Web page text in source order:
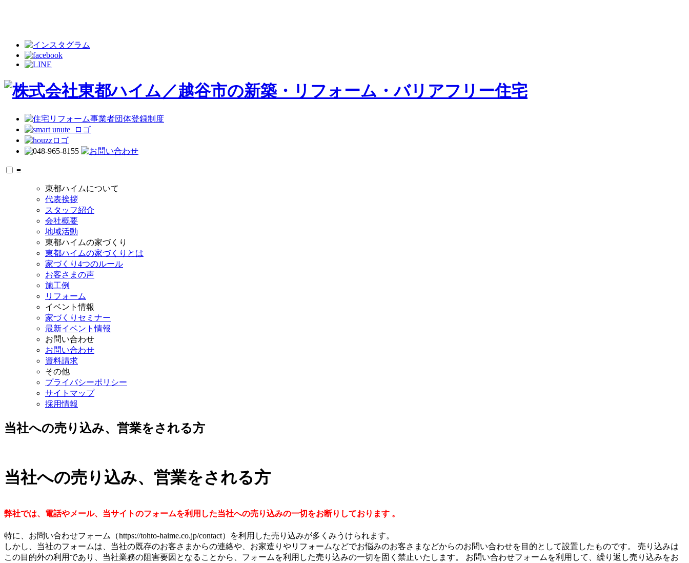
≡
東都ハイムについて
代表挨拶
スタッフ紹介
会社概要
地域活動
東都ハイムの家づくり
東都ハイムの家づくりとは
家づくり4つのルール
お客さまの声
施工例
リフォーム
イベント情報
家づくりセミナー
最新イベント情報
お問い合わせ
お問い合わせ
資料請求
その他
プライバシーポリシー
サイトマップ
採用情報
当社への売り込み、営業をされる方
当社への売り込み、営業をされる方
弊社では、電話やメール、当サイトのフォームを利用した当社への売り込みの一切をお断りしております 。
特に、お問い合わせフォーム（https://tohto-haime.co.jp/contact）を利用した売り込みが多くみうけられます。
しかし、当社のフォームは、当社の既存のお客さまからの連絡や、お家造りやリフォームなどでお悩みのお客さまなどからのお問い合わせを目的として設置したものです。 売り込みは
この目的外の利用であり、当社業務の阻害要因となることから、フォームを利用した売り込みの一切を固く禁止いたします。 お問い合わせフォームを利用して、繰り返し売り込みをお